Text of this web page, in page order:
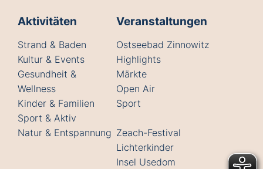
Aktivitäten
Strand & Baden
Kultur & Events
Gesundheit &
Wellness
Kinder & Familien
Sport & Aktiv
Natur & Entspannung
Veranstaltungen
Ostseebad Zinnowitz
Highlights
Märkte
Open Air
Sport
Zeach-Festival
Lichterkinder
Insel Usedom